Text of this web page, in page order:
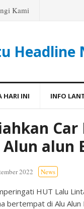
Kami
Headline
HARI INI INFO
alun
2022 News
HUT Lalu
bertempat di Alu